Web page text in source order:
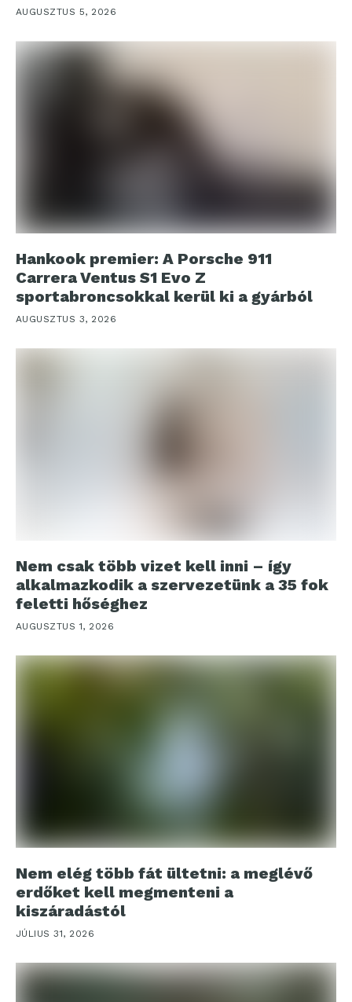
AUGUSZTUS 5, 2026
Hankook premier: A Porsche 911
Carrera Ventus S1 Evo Z
sportabroncsokkal kerül ki a gyárból
AUGUSZTUS 3, 2026
Nem csak több vizet kell inni – így
alkalmazkodik a szervezetünk a 35 fok
feletti hőséghez
AUGUSZTUS 1, 2026
Nem elég több fát ültetni: a meglévő
erdőket kell megmenteni a
kiszáradástól
JÚLIUS 31, 2026